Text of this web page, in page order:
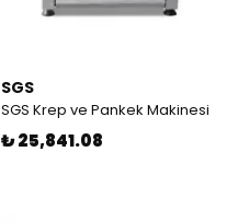
SGS
SGS Krep ve Pankek Makinesi
₺ 25,841.08